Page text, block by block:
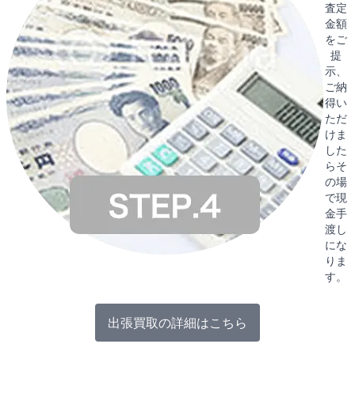
査定
金額
をご
提
示、
ご納
得い
ただ
けま
した
らそ
の場
で現
金手
渡し
にな
りま
す。
出張買取の詳細はこちら